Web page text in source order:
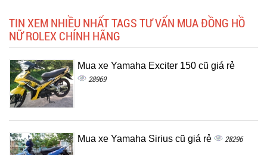
TIN XEM NHIỀU NHẤT TAGS TƯ VẤN MUA ĐỒNG HỒ
NỮ ROLEX CHÍNH HÃNG
Mua xe Yamaha Exciter 150 cũ giá rẻ
28969
Mua xe Yamaha Sirius cũ giá rẻ 28296